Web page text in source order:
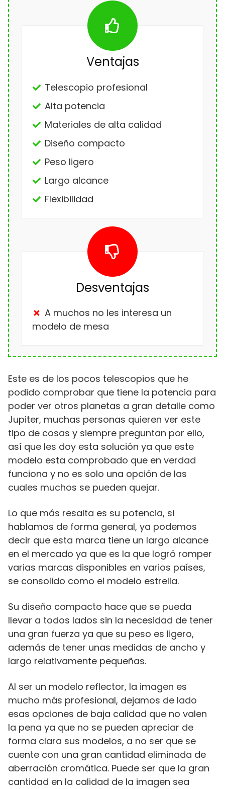
Ventajas
Telescopio profesional
Alta potencia
Materiales de alta calidad
Diseño compacto
Peso ligero
Largo alcance
Flexibilidad
Desventajas
A muchos no les interesa un
modelo de mesa
Este es de los pocos telescopios que he
podido comprobar que tiene la potencia para
poder ver otros planetas a gran detalle como
Jupiter, muchas personas quieren ver este
tipo de cosas y siempre preguntan por ello,
así que les doy esta solución ya que este
modelo esta comprobado que en verdad
funciona y no es solo una opción de las
cuales muchos se pueden quejar.
Lo que más resalta es su potencia, si
hablamos de forma general, ya podemos
decir que esta marca tiene un largo alcance
en el mercado ya que es la que logró romper
varias marcas disponibles en varios países,
se consolido como el modelo estrella.
Su diseño compacto hace que se pueda
llevar a todos lados sin la necesidad de tener
una gran fuerza ya que su peso es ligero,
además de tener unas medidas de ancho y
largo relativamente pequeñas.
Al ser un modelo reflector, la imagen es
mucho más profesional, dejamos de lado
esas opciones de baja calidad que no valen
la pena ya que no se pueden apreciar de
forma clara sus modelos, a no ser que se
cuente con una gran cantidad eliminada de
aberración cromática. Puede ser que la gran
cantidad en la calidad de la imagen sea